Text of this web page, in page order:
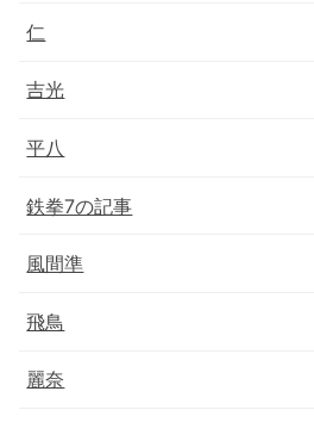
仁
吉光
平八
鉄拳7の記事
風間準
飛鳥
麗奈